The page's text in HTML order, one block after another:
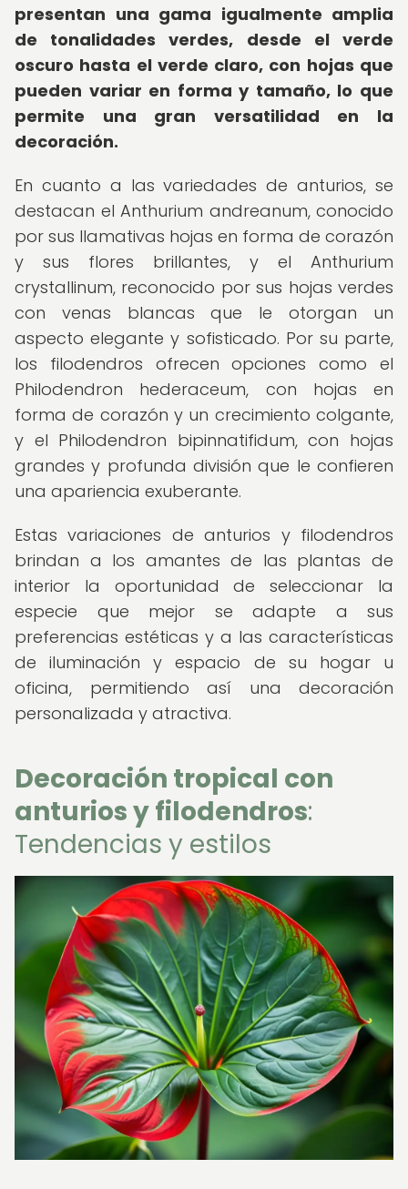
presentan una gama igualmente amplia
de tonalidades verdes, desde el verde
oscuro hasta el verde claro, con hojas que
pueden variar en forma y tamaño, lo que
permite una gran versatilidad en la
decoración.
En cuanto a las variedades de anturios, se
destacan el Anthurium andreanum, conocido
por sus llamativas hojas en forma de corazón
y sus flores brillantes, y el Anthurium
crystallinum, reconocido por sus hojas verdes
con venas blancas que le otorgan un
aspecto elegante y sofisticado. Por su parte,
los filodendros ofrecen opciones como el
Philodendron hederaceum, con hojas en
forma de corazón y un crecimiento colgante,
y el Philodendron bipinnatifidum, con hojas
grandes y profunda división que le confieren
una apariencia exuberante.
Estas variaciones de anturios y filodendros
brindan a los amantes de las plantas de
interior la oportunidad de seleccionar la
especie que mejor se adapte a sus
preferencias estéticas y a las características
de iluminación y espacio de su hogar u
oficina, permitiendo así una decoración
personalizada y atractiva.
Decoración tropical con
anturios y filodendros:
Tendencias y estilos